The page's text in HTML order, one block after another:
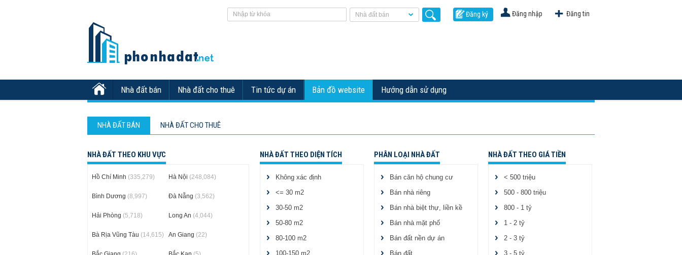
Đăng tin
Đăng nhập
Đăng ký
Nhà đất bán
Nhà đất bán Nhà đất cho thuê Tin tức dự án Bản đồ website Hướng dẫn sử dụng
NHÀ ĐẤT BÁN NHÀ ĐẤT CHO THUÊ
NHÀ ĐẤT THEO KHU VỰC
Hồ Chí Minh (335,279) Hà Nội (248,084)
Bình Dương (8,997) Đà Nẵng (3,562)
Hải Phòng (5,718) Long An (4,044)
Bà Rịa Vũng Tàu (14,615) An Giang (22)
NHÀ ĐẤT THEO DIỆN TÍCH
Không xác định
<= 30 m2
30-50 m2
50-80 m2
80-100 m2
100-150 m2
PHÂN LOẠI NHÀ ĐẤT
Bán căn hộ chung cư
Bán nhà riêng
Bán nhà biệt thự, liền kề
Bán nhà mặt phố
Bán đất nền dự án
Bán đất
NHÀ ĐẤT THEO GIÁ TIỀN
< 500 triệu
500 - 800 triệu
800 - 1 tỷ
1 - 2 tỷ
2 - 3 tỷ
3 - 5 tỷ